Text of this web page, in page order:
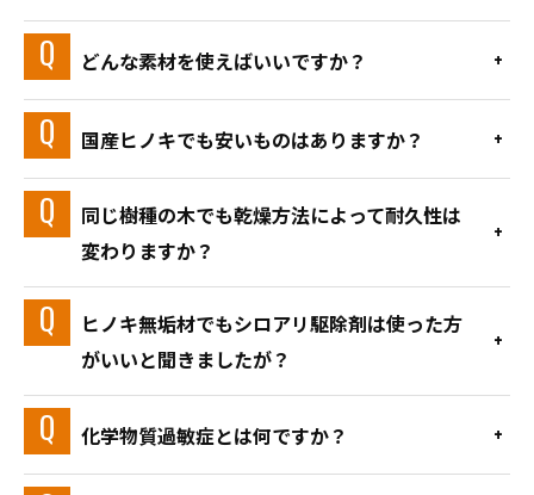
どんな素材を使えばいいですか？
国産ヒノキでも安いものはありますか？
同じ樹種の木でも乾燥方法によって耐久性は
変わりますか？
ヒノキ無垢材でもシロアリ駆除剤は使った方
がいいと聞きましたが？
化学物質過敏症とは何ですか？